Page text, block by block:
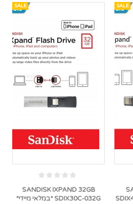
SALE
SALE
SANDISK IXPAND 32GB
SDIX30C-032G *במלאי מיידי*